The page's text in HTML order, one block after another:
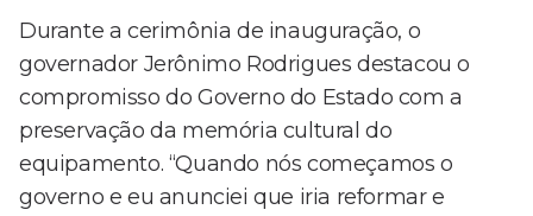
Durante a cerimônia de inauguração, o
governador Jerônimo Rodrigues destacou o
compromisso do Governo do Estado com a
preservação da memória cultural do
equipamento. “Quando nós começamos o
governo e eu anunciei que iria reformar e